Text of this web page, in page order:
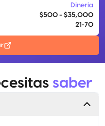
Dineria
$500 - $35,000
21-70
saber